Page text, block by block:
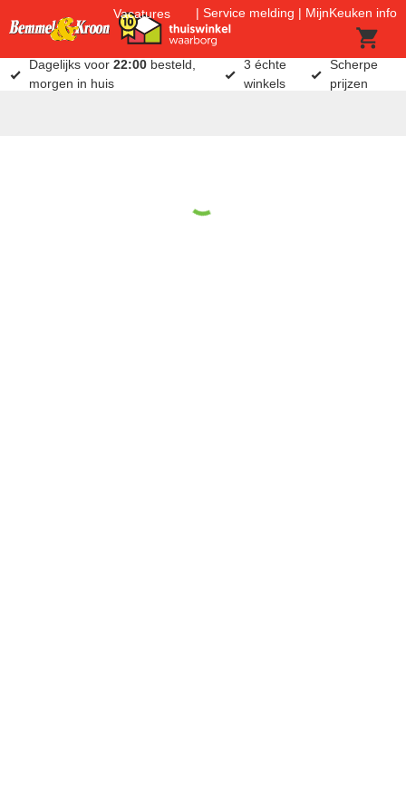
Vacatures Service melding MijnKeuken info
Dagelijks voor22:00 besteld,
morgen in huis
3 échte
winkels
Scherpe
prijzen